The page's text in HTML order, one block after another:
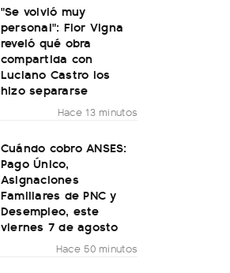
"Se volvió muy
personal": Flor Vigna
reveló qué obra
compartida con
Luciano Castro los
hizo separarse
Hace 13 minutos
Cuándo cobro ANSES:
Pago Único,
Asignaciones
Familiares de PNC y
Desempleo, este
viernes 7 de agosto
Hace 50 minutos